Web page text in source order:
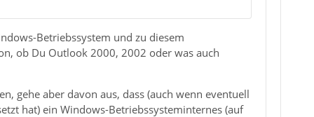
Betriebssystem und zu diesem
ob Du Outlook 2000, 2002 oder was auch
gehe aber davon aus, dass (auch wenn eventuell
hat) ein Windows-Betriebssysteminternes (auf